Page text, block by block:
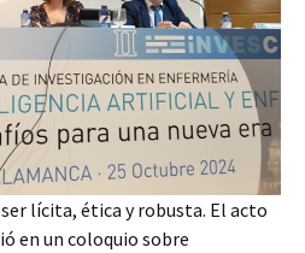
lícita, ética y robusta. El acto
en un coloquio sobre